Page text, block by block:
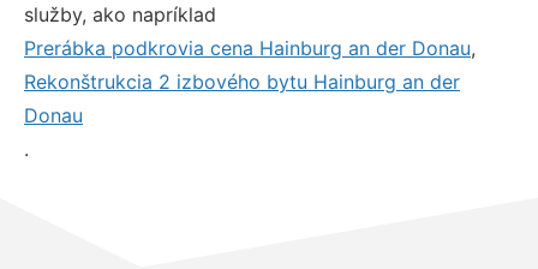
služby, ako napríklad
Prerábka podkrovia cena Hainburg an der Donau,
Rekonštrukcia 2 izbového bytu Hainburg an der
Donau
.